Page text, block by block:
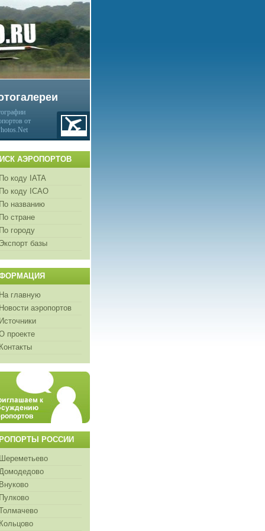
от
АЭРОПОРТОВ
По коду IATA
По коду ICAO
По названию
По стране
По городу
Экспорт базы
На главную
Новости аэропортов
Источники
проекте
Контакты
РОССИИ
Шереметьево
Внуково
Пулково
Кольцово